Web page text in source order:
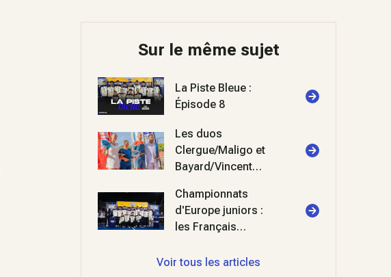
Sur le même sujet
La Piste Bleue :
Épisode 8
Les duos
Clergue/Maligo et
Bayard/Vincent
Cabriès
Championnats
d'Europe juniors :
les Français
Voir tous les articles